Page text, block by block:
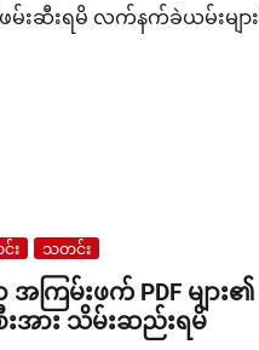
ဆီးရမိ လက်နက်ခဲယမ်းများ
း သတင်း
အကြမ်းဖက် PDF များ၏
းအား သိမ်းဆည်းရမိ